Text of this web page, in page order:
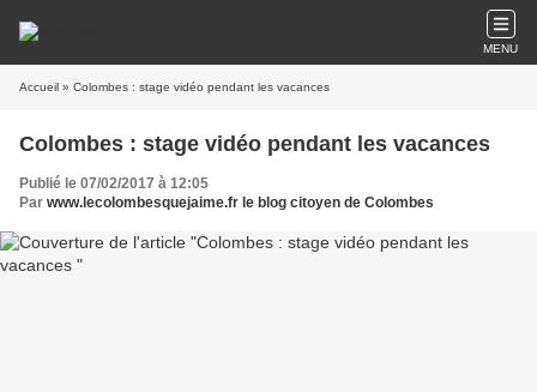
MENU
Accueil » Colombes : stage vidéo pendant les vacances
Colombes : stage vidéo pendant les vacances
Publié le 07/02/2017 à 12:05
Par www.lecolombesquejaime.fr le blog citoyen de Colombes